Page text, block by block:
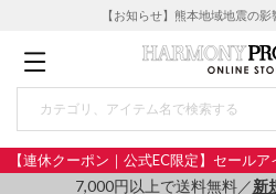
【お知らせ】熊本地域地震の
【連休クーポン｜公式EC限定】セール
7,000円以上で送料無料／新